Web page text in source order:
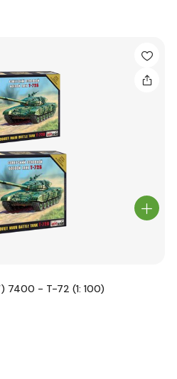
7400 - T-72 (1: 100)